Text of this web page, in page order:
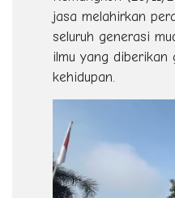
jasa melahirkan
seluruh generasi
ilmu yang diberikan
kehidupan.